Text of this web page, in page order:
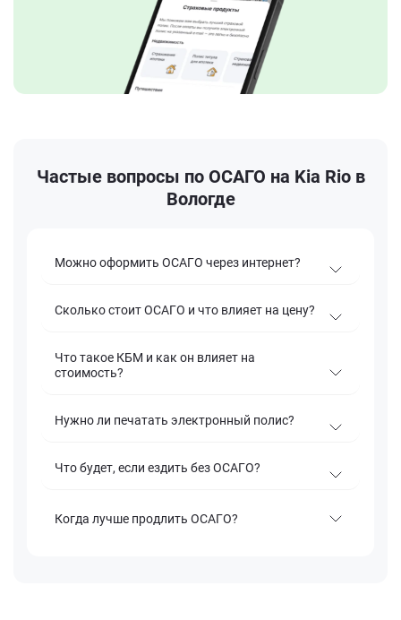
Частые вопросы по ОСАГО на Kia Rio в
Вологде
Можно оформить ОСАГО через интернет?
Сколько стоит ОСАГО и что влияет на цену?
Что такое КБМ и как он влияет на
стоимость?
Нужно ли печатать электронный полис?
Что будет, если ездить без ОСАГО?
Когда лучше продлить ОСАГО?